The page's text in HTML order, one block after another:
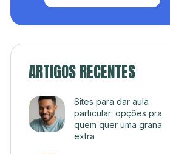
ARTIGOS RECENTES
Sites para dar aula
particular: opções pra
quem quer uma grana
extra